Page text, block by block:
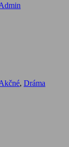
, Dráma